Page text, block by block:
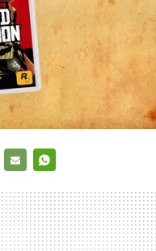
MAIL